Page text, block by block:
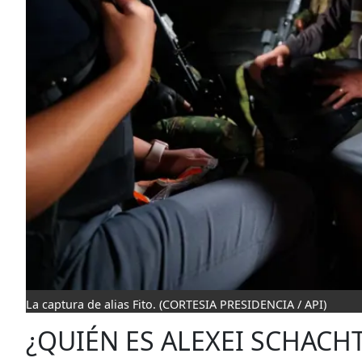
La captura de alias Fito. (CORTESIA PRESIDENCIA / API)
¿QUIÉN ES ALEXEI